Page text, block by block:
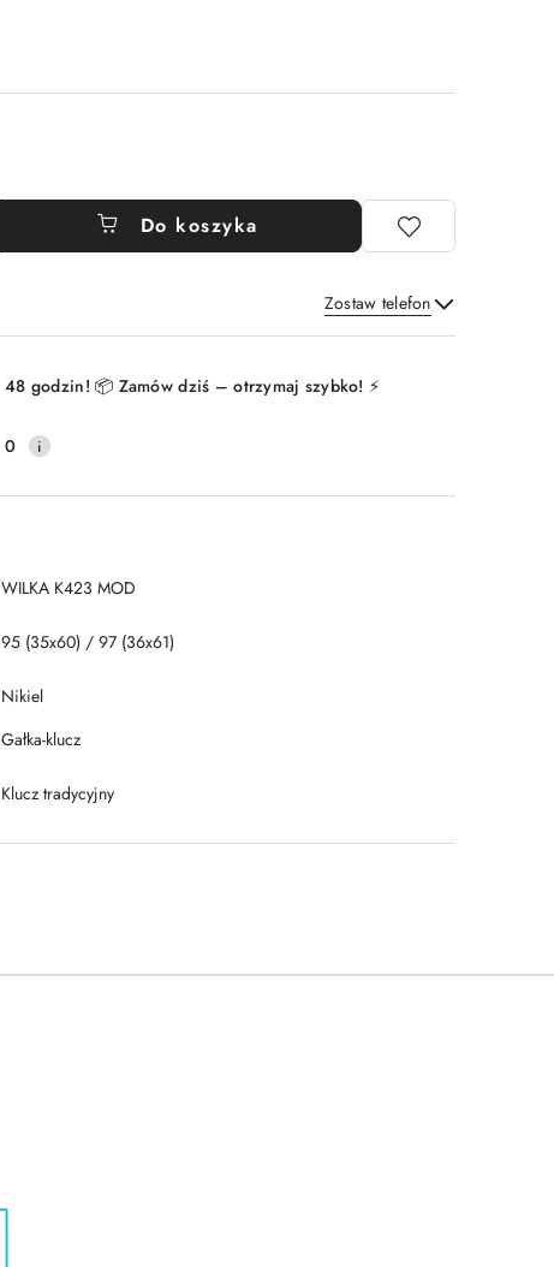
Do koszyka
Zostaw telefon
Wyślij
48 godzin! 📦 Zamów dziś – otrzymaj szybko! ⚡
0
WILKA K423 MOD
95 (35x60) / 97 (36x61)
Nikiel
Gałka-klucz
Klucz tradycyjny